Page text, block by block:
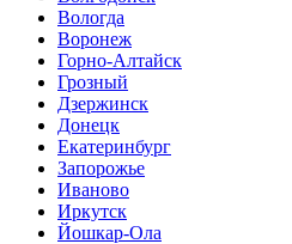
Вологда
Воронеж
Горно-Алтайск
Грозный
Дзержинск
Донецк
Екатеринбург
Запорожье
Иваново
Иркутск
Йошкар-Ола